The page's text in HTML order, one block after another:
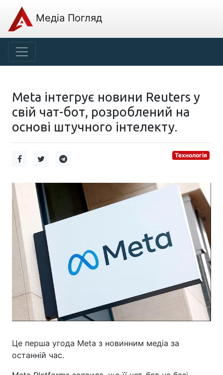
Медіа Погляд
Meta інтегрує новини Reuters у
свій чат-бот, розроблений на
основі штучного інтелекту.
Технологія
Це перша угода Meta з новинним медіа за
останній час.